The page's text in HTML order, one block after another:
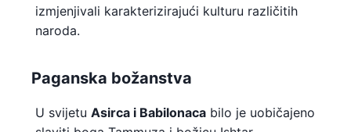
izmjenjivali karakterizirajući kulturu različitih
naroda.
Paganska božanstva
U svijetu Asirca i Babilonaca bilo je uobičajeno